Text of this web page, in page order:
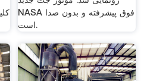
NASA فوق پیشرفته و بدون صدا
است.